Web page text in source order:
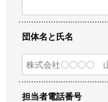
団体名と氏名
担当者電話番号